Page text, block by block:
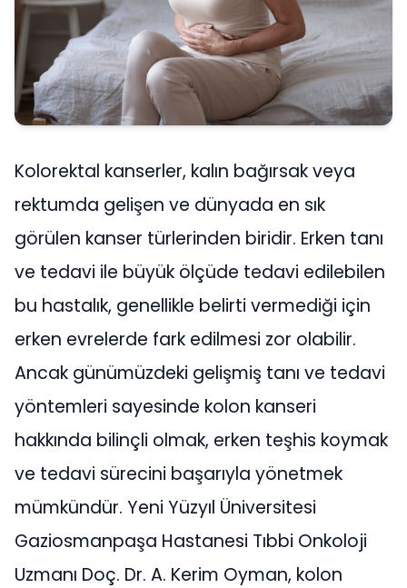
Kolorektal kanserler, kalın bağırsak veya
rektumda gelişen ve dünyada en sık
görülen kanser türlerinden biridir. Erken tanı
ve tedavi ile büyük ölçüde tedavi edilebilen
bu hastalık, genellikle belirti vermediği için
erken evrelerde fark edilmesi zor olabilir.
Ancak günümüzdeki gelişmiş tanı ve tedavi
yöntemleri sayesinde kolon kanseri
hakkında bilinçli olmak, erken teşhis koymak
ve tedavi sürecini başarıyla yönetmek
mümkündür. Yeni Yüzyıl Üniversitesi
Gaziosmanpaşa Hastanesi Tıbbi Onkoloji
Uzmanı Doç. Dr. A. Kerim Oyman, kolon